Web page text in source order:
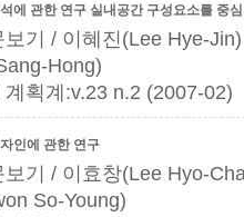
에 관한 연구 실내공간 구성요소를 중
기
/ 이혜진(Lee Hye-
Hong)
획계:v.23 n.2 (2007-02)
인에 관한 연구
기
/ 이효창(Lee Hyo-
So-Young)